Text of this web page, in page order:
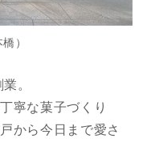
）
。
寧な菓子づくり
から今日まで愛さ